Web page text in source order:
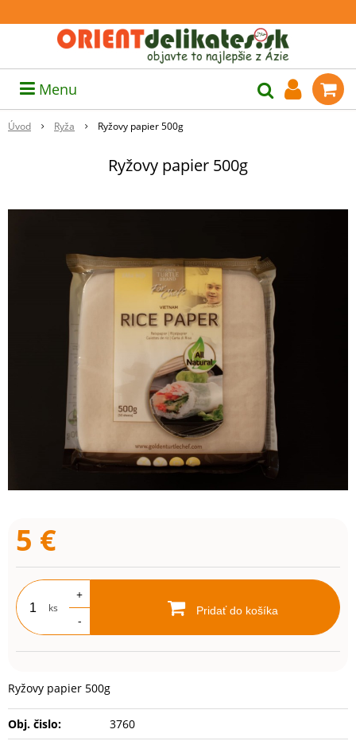
Menu
Úvod Ryža Ryžovy papier 500g
Ryžovy papier 500g
5 €
ks
+
-
Pridať do košíka
Ryžovy papier 500g
Obj. čislo: 3760